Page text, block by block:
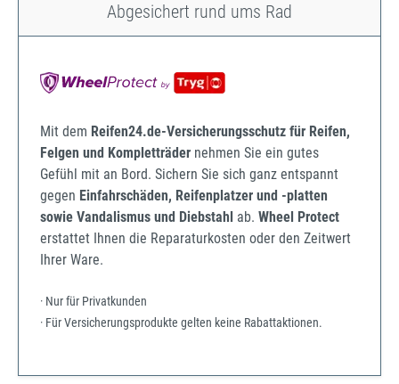
Abgesichert rund ums Rad
Mit dem Reifen24.de-Versicherungsschutz für Reifen,
Felgen und Kompletträder nehmen Sie ein gutes
Gefühl mit an Bord. Sichern Sie sich ganz entspannt
gegen Einfahrschäden, Reifenplatzer und -platten
sowie Vandalismus und Diebstahl ab. Wheel Protect
erstattet Ihnen die Reparaturkosten oder den Zeitwert
Ihrer Ware.
· Nur für Privatkunden
· Für Versicherungsprodukte gelten keine Rabattaktionen.